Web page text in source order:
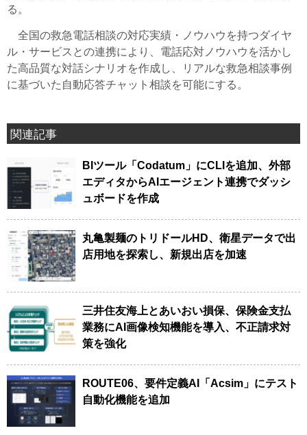
る。
全国の救急電話相談の対応実績・ノウハウを持つダイヤ
ル・サービスとの連携により、電話応対ノウハウを活かし
た高品質な対話シナリオを作成し、リアルな救急相談事例
に基づいた自動応答チャット相談を可能にする。
関連記事
BIツール「Codatum」にCLIを追加、外部
エディタからAIエージェント連携でダッシ
ュボードを作成
丸亀製麺のトリドールHD、衛星データで出
店用地を探索し、新規出店を加速
三井住友海上とあいおい損保、保険金支払
業務にAI画像検知機能を導入、不正請求対
策を強化
ROUTE06、要件定義AI「Acsim」にテスト
自動化機能を追加